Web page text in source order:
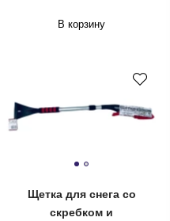
В корзину
Щетка для снега со
скребком и